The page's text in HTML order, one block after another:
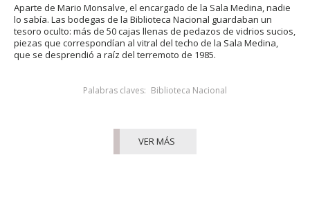
Aparte de Mario Monsalve, el encargado de la Sala Medina, nadie
lo sabía. Las bodegas de la Biblioteca Nacional guardaban un
tesoro oculto: más de 50 cajas llenas de pedazos de vidrios sucios,
piezas que correspondían al vitral del techo de la Sala Medina,
que se desprendió a raíz del terremoto de 1985.
Palabras claves: Biblioteca Nacional
VER MÁS